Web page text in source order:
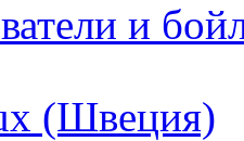
и
(Швеция)